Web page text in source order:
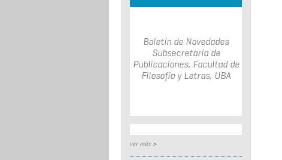
Boletín de Novedades
Subsecretaría de
Publicaciones, Facultad de
Filosofía y Letras, UBA
ver más >